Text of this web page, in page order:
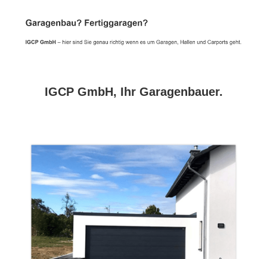
IGCP GmbH, Ihr Garagenbauer.